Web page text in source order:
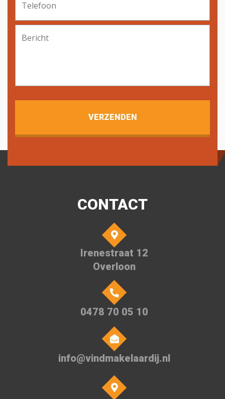
CONTACT
Irenestraat 12
Overloon
0478 70 05 10
info@vindmakelaardij.nl